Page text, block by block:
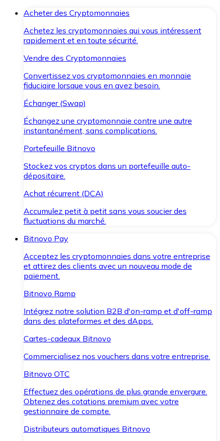
Acheter des Cryptomonnaies
Achetez les cryptomonnaies qui vous intéressent
rapidement et en toute sécurité.
Vendre des Cryptomonnaies
Convertissez vos cryptomonnaies en monnaie
fiduciaire lorsque vous en avez besoin.
Échanger (Swap)
Échangez une cryptomonnaie contre une autre
instantanément, sans complications.
Portefeuille Bitnovo
Stockez vos cryptos dans un portefeuille auto-
dépositaire.
Achat récurrent (DCA)
Accumulez petit à petit sans vous soucier des
fluctuations du marché.
Bitnovo Pay
Acceptez les cryptomonnaies dans votre entreprise
et attirez des clients avec un nouveau mode de
paiement.
Bitnovo Ramp
Intégrez notre solution B2B d'on-ramp et d'off-ramp
dans des plateformes et des dApps.
Cartes-cadeaux Bitnovo
Commercialisez nos vouchers dans votre entreprise.
Bitnovo OTC
Effectuez des opérations de plus grande envergure.
Obtenez des cotations premium avec votre
gestionnaire de compte.
Distributeurs automatiques Bitnovo